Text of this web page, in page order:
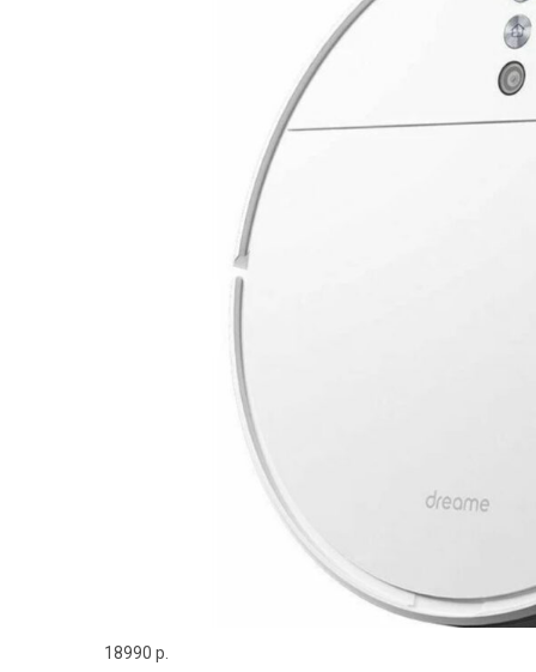
18990 р.